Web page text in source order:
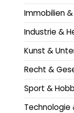
Immobilien
Industrie &
Kunst &
Recht &
Sport &
Technologie